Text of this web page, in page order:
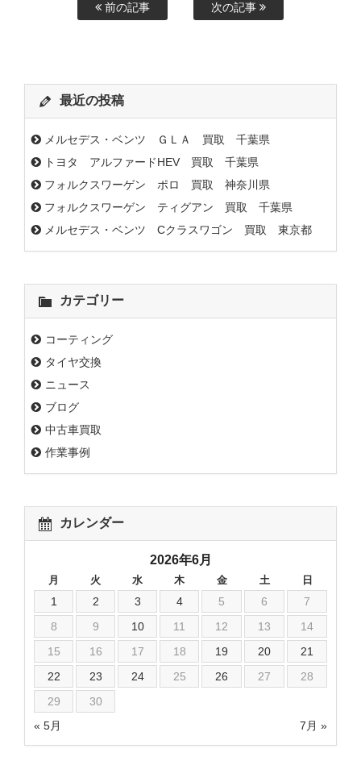
前の記事 次の記事
最近の投稿
メルセデス・ベンツ ＧＬＡ 買取 千葉県
トヨタ アルファードHEV 買取 千葉県
フォルクスワーゲン ポロ 買取 神奈川県
フォルクスワーゲン ティグアン 買取 千葉県
メルセデス・ベンツ Cクラスワゴン 買取 東京都
カテゴリー
コーティング
タイヤ交換
ニュース
ブログ
中古車買取
作業事例
カレンダー
2026年6月
月 火 水 木 金 土 日
« 5月 7月 »
1 2 3 4 5 6
7
8
9 10 11 12 13
14
15
16 17 18 19 20
21
22
23 24 25 26 27
28
29
30